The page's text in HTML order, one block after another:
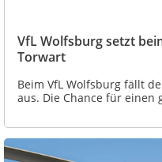
VfL Wolfsburg setzt
Torwart
Beim VfL Wolfsburg fällt
aus. Die Chance für einen